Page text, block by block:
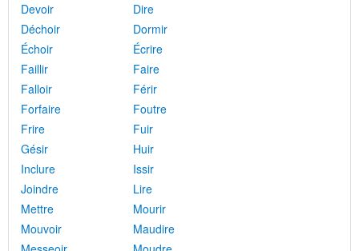
Devoir
Dire
Déchoir
Dormir
Échoir
Écrire
Faillir
Faire
Falloir
Férir
Forfaire
Foutre
Frire
Fuir
Gésir
Huir
Inclure
Issir
Joindre
Lire
Mettre
Mourir
Mouvoir
Maudire